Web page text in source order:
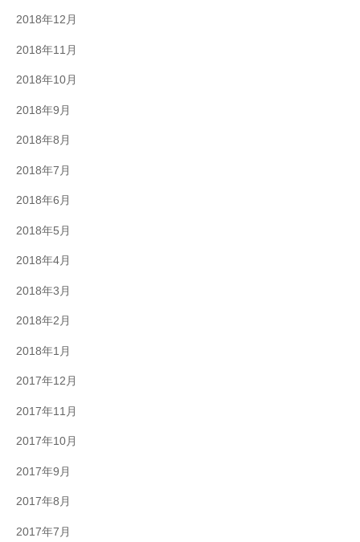
2018年12月
2018年11月
2018年10月
2018年9月
2018年8月
2018年7月
2018年6月
2018年5月
2018年4月
2018年3月
2018年2月
2018年1月
2017年12月
2017年11月
2017年10月
2017年9月
2017年8月
2017年7月